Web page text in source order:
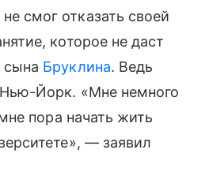
смог отказать своей
которое не даст
сына Бруклина. Ведь
Йорк. «Мне немного
пора начать жить
— заявил